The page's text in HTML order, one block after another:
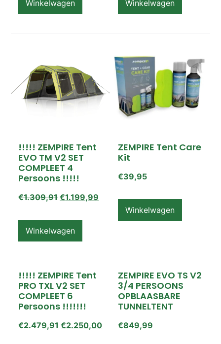
Winkelwagen Winkelwagen
!!!!! ZEMPIRE Tent
EVO TM V2 SET
COMPLEET 4
Persoons !!!!!
€1.309,91 €1.199,99
Winkelwagen
ZEMPIRE Tent Care
Kit
€39,95
Winkelwagen
!!!!! ZEMPIRE Tent
PRO TXL V2 SET
COMPLEET 6
Persoons !!!!!!!
€2.479,91 €2.250,00
ZEMPIRE EVO TS V2
3/4 PERSOONS
OPBLAASBARE
TUNNELTENT
€849,99